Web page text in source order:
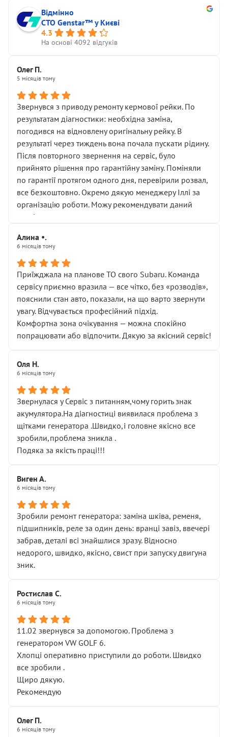
Відмінно
СТО Genstar™ у Києві
4.3
На основі 4092 відгуків
Олег П.
5 місяців тому
Звернувся з приводу ремонту кермової рейки. По
результатам діагностики: необхідна заміна,
погодився на відновлену оригінальну рейку. В
результаті через тиждень вона почала пускати рідину.
Після повторного звернення на сервіс, було
прийнято рішення про гарантійну заміну. Поміняли
по гарантії протягом одного дня, перевірили розвал,
все безкоштовно. Окремо дякую менеджеру Іллі за
організацію роботи. Можу рекомендувати даний
сервіс.
Алина •.
6 місяців тому
Приїжджала на планове ТО свого Subaru. Команда
сервісу приємно вразила — все чітко, без «розводів»,
пояснили стан авто, показали, на що варто звернути
увагу. Відчувається професійний підхід.
Комфортна зона очікування — можна спокійно
попрацювати або відпочити. Дякую за якісний сервіс!
Оля Н.
6 місяців тому
Звернулася у Сервіс з питанням,чому горить знак
акумулятора.На діагностиці виявилася проблема з
щітками генератора .Швидко,і головне якісно все
зробили,проблема зникла .
Подяка за якість праці!!!
Виген А.
6 місяців тому
Зробили ремонт генератора: заміна шківа, ременя,
підшипників, реле за один день: вранці завіз, ввечері
забрав, деталі всі знайшлися зразу. Відносно
недорого, швидко, якісно, свист при запуску двигуна
зник.
Ростислав С.
6 місяців тому
11.02 звернувся за допомогою. Проблема з
генератором VW GOLF 6.
Хлопці оперативно приступили до роботи. Швидко
все зробили .
Щиро дякую.
Рекомендую
Олег П.
6 місяців тому